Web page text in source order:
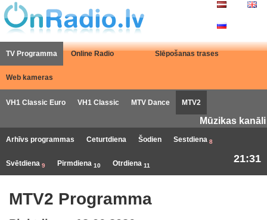
TV Programma Online Radio Slēpošanas trases
Web kameras
VH1 Classic Euro VH1 Classic MTV Dance MTV2
Mūzikas kanāli
Arhīvs programmas Ceturtdiena Šodien Sestdiena 8
Svētdiena 9 Pirmdiena 10 Otrdiena 11
21:31
MTV2 Programma